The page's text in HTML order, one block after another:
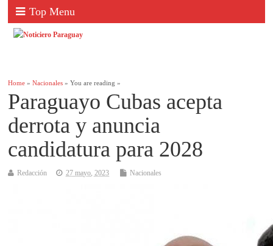
Top Menu
Home »Nacionales » You are reading »
Paraguayo Cubas acepta
derrota y anuncia
candidatura para 2028
Redacción 27 mayo, 2023 Nacionales